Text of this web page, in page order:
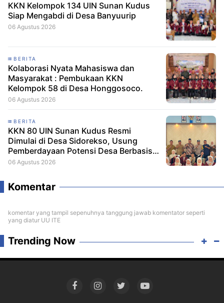
KKN Kelompok 134 UIN Sunan Kudus
Siap Mengabdi di Desa Banyuurip
06 Agustus 2026
BERITA
Kolaborasi Nyata Mahasiswa dan
Masyarakat : Pembukaan KKN
Kelompok 58 di Desa Honggosoco.
06 Agustus 2026
BERITA
KKN 80 UIN Sunan Kudus Resmi
Dimulai di Desa Sidorekso, Usung
Pemberdayaan Potensi Desa Berbasis
Ekoteologi
06 Agustus 2026
Komentar
komentar yang tampil sepenuhnya tanggung jawab komentator seperti
yang diatur UU ITE
Trending Now